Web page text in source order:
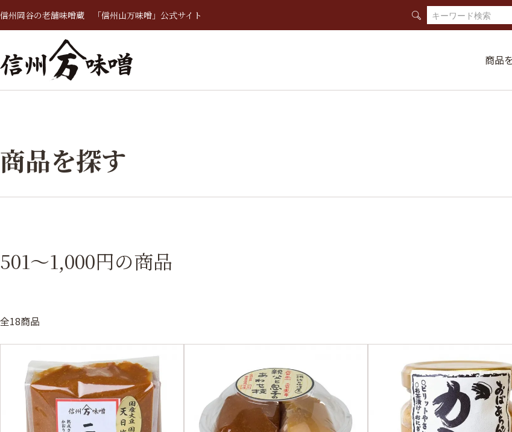
信州岡谷の老舗味噌蔵 「信州山万味噌」公式サイト
商品
商品を探す
501～1,000円の商品
全18商品